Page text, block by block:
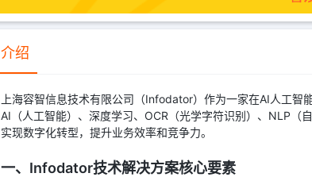
介绍
上海容智信息技术有限公司（Infodator）作为一家在AI人工智
AI（人工智能）、深度学习、OCR（光学字符识别）、NLP（
实现数字化转型，提升业务效率和竞争力。
一、Infodator技术解决方案核心要素